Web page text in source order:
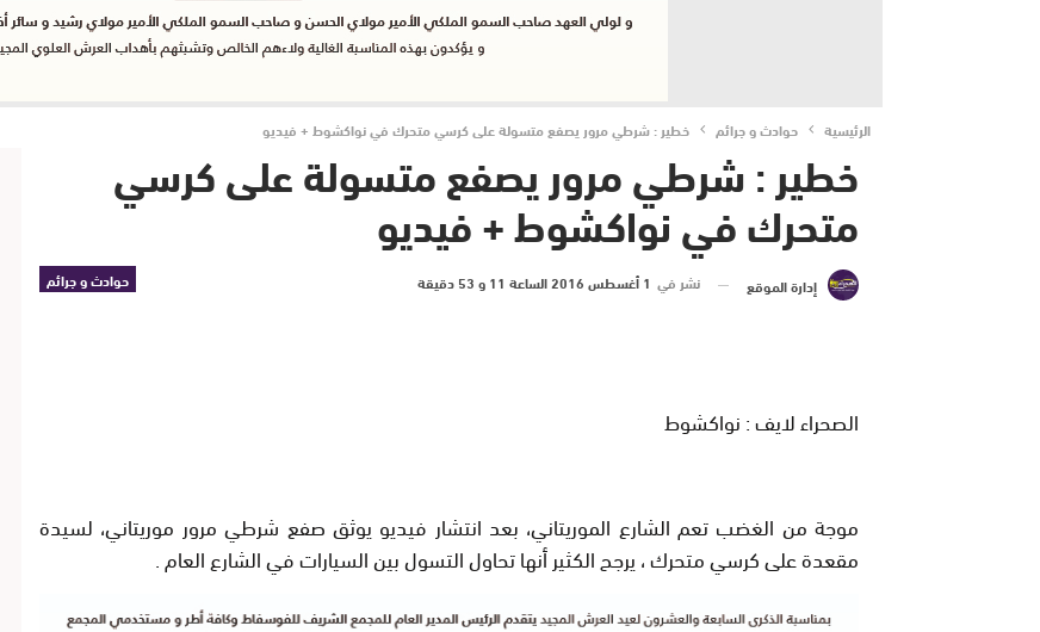
الرئيسية حوادث و جرائم خطير : شرطي مرور يصفع متسولة على كرسي متحرك في نواكشوط + فيديو
خطير : شرطي مرور يصفع متسولة على كرسي
متحرك في نواكشوط + فيديو
حوادث و جرائم إدارة الموقع نشر في 1 أغسطس 2016 الساعة 11 و 53 دقيقة
الصحراء لايف : نواكشوط
موجة من الغضب تعم الشارع الموريتاني، بعد انتشار فيديو يوثق صفع شرطي مرور موريتاني، لسيدة
مقعدة على كرسي متحرك ، يرجح الكثير أنها تحاول التسول بين السيارات في الشارع العام .